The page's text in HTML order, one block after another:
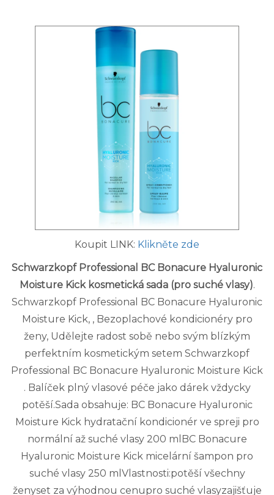
Koupit LINK: Klikněte zde
Schwarzkopf Professional BC Bonacure Hyaluronic
Moisture Kick kosmetická sada (pro suché vlasy).
Schwarzkopf Professional BC Bonacure Hyaluronic
Moisture Kick, , Bezoplachové kondicionéry pro
ženy, Udělejte radost sobě nebo svým blízkým
perfektním kosmetickým setem Schwarzkopf
Professional BC Bonacure Hyaluronic Moisture Kick
. Balíček plný vlasové péče jako dárek vždycky
potěší.Sada obsahuje: BC Bonacure Hyaluronic
Moisture Kick hydratační kondicionér ve spreji pro
normální až suché vlasy 200 mlBC Bonacure
Hyaluronic Moisture Kick micelární šampon pro
suché vlasy 250 mlVlastnosti:potěší všechny
ženyset za výhodnou cenupro suché vlasyzajišťuje